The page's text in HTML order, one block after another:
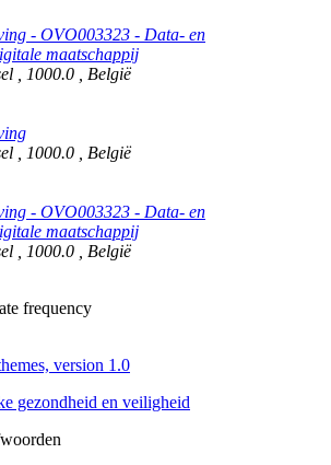
- OVO003323 - Data- en
maatschappij
1000.0
België
1000.0
België
- OVO003323 - Data- en
maatschappij
1000.0
België
frequency
version 1.0
gezondheid en veiligheid